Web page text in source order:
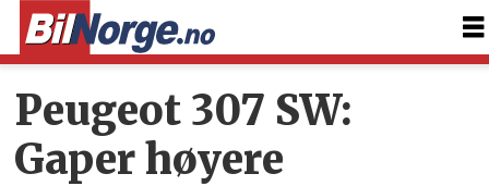
Peugeot 307 SW:
Gaper høyere